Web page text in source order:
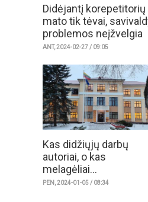
Didėjantį korepetitorių
mato tik tėvai,
problemos neįžvelgia
ANT, 2024-02-27 / 09:05
Kas didžiųjų darbų
autoriai, o kas
melagėliai...
PEN, 2024-01-05 / 08:34